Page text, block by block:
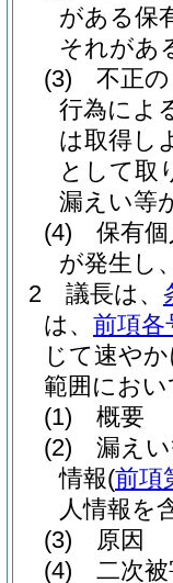
がある保
それがあ
(3)
不正
行為によ
は取得し
として取
漏えい等
(4)
保有
が発生し
2
議長は、
は、 前項各
じて速や
範囲にお
(1)
概要
(2)
漏え
情報(前項
人情報を
(3)
原因
(4)
二次